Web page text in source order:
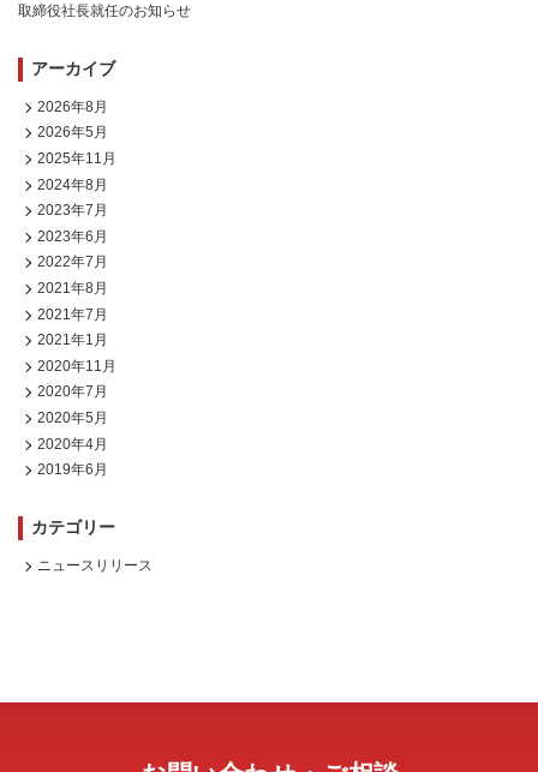
取締役社長就任のお知らせ
アーカイブ
2026年8月
2026年5月
2025年11月
2024年8月
2023年7月
2023年6月
2022年7月
2021年8月
2021年7月
2021年1月
2020年11月
2020年7月
2020年5月
2020年4月
2019年6月
カテゴリー
ニュースリリース